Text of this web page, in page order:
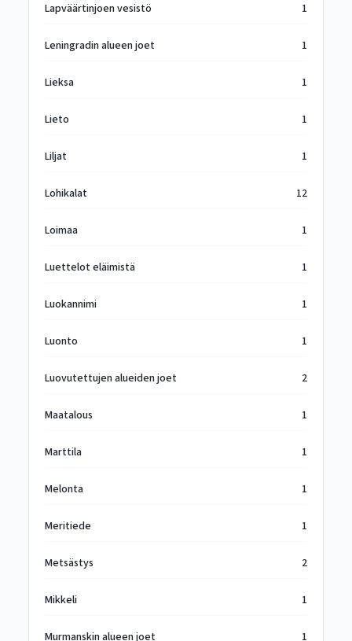
Lapväärtinjoen vesistö 1
Leningradin alueen joet 1
Lieksa 1
Lieto 1
Liljat 1
Lohikalat 12
Loimaa 1
Luettelot eläimistä 1
Luokannimi 1
Luonto 1
Luovutettujen alueiden joet 2
Maatalous 1
Marttila 1
Melonta 1
Meritiede 1
Metsästys 2
Mikkeli 1
Murmanskin alueen joet 1